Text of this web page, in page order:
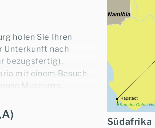
holen Sie Ihren
Unterkunft nach
bezugsfertig).
mit einem Besuch
Museums.
Südafrika